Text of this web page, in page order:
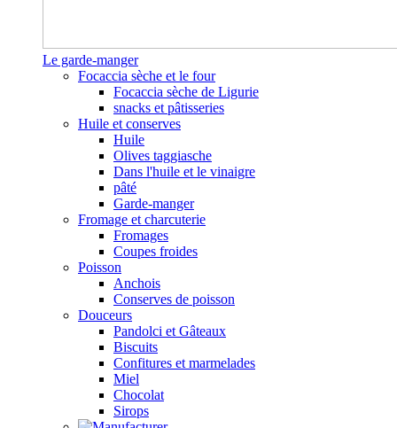
Le garde-manger
Focaccia sèche et le four
Focaccia sèche de Ligurie
snacks et pâtisseries
Huile et conserves
Huile
Olives taggiasche
Dans l'huile et le vinaigre
pâté
Garde-manger
Fromage et charcuterie
Fromages
Coupes froides
Poisson
Anchois
Conserves de poisson
Douceurs
Pandolci et Gâteaux
Biscuits
Confitures et marmelades
Miel
Chocolat
Sirops